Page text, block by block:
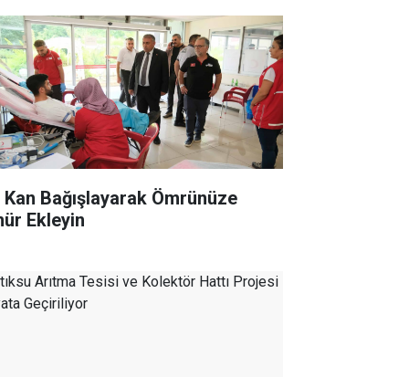
Bağışlayarak Ömrünüze
Ekleyin